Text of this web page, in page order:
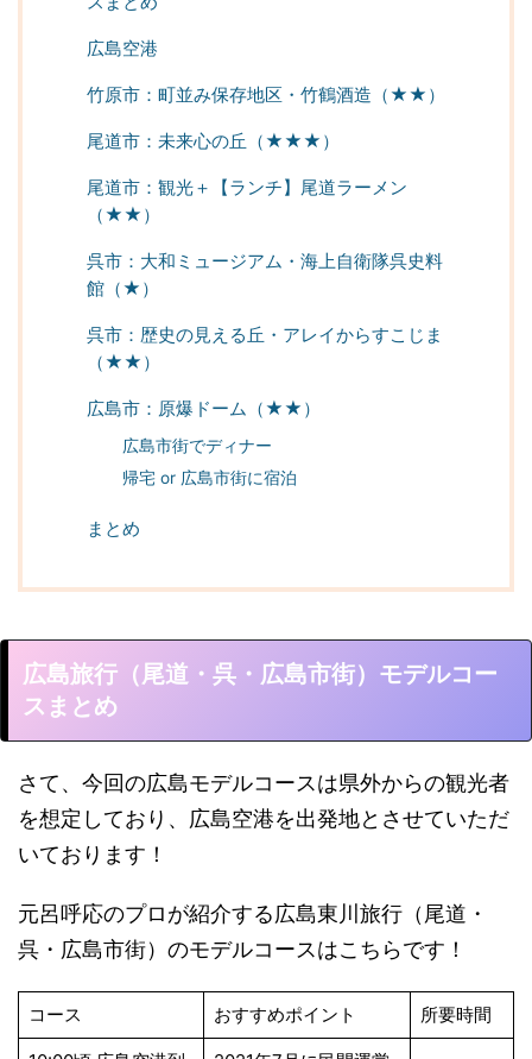
広島空港
竹原市：町並み保存地区・竹鶴酒造（★★）
尾道市：未来心の丘（★★★）
尾道市：観光＋【ランチ】尾道ラーメン
（★★）
呉市：大和ミュージアム・海上自衛隊呉史料
館（★）
呉市：歴史の見える丘・アレイからすこじま
（★★）
広島市：原爆ドーム（★★）
広島市街でディナー
帰宅 or 広島市街に宿泊
まとめ
広島旅行（尾道・呉・広島市街）モデルコー
スまとめ
さて、今回の広島モデルコースは県外からの観光者
を想定しており、広島空港を出発地とさせていただ
いております！
元呂呼応のプロが紹介する広島東川旅行（尾道・
呉・広島市街）のモデルコースはこちらです！
コース おすすめポイント 所要時間